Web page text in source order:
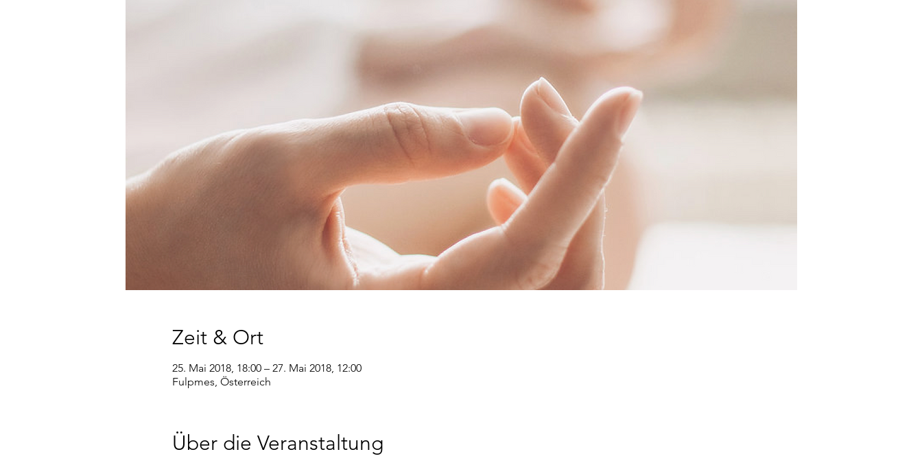
Zeit & Ort
25. Mai 2018, 18:00 – 27. Mai 2018, 12:00
Fulpmes, Österreich
Über die Veranstaltung